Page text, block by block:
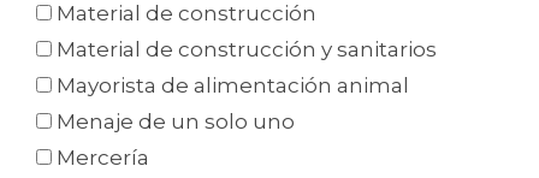
Material de construcción
Material de construcción y sanitarios
Mayorista de alimentación animal
Menaje de un solo uno
Mercería